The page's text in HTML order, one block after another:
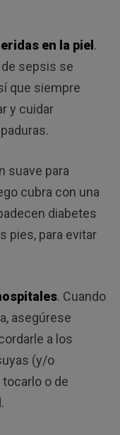
en la piel .
sepsis se
que siempre
y cuidar
suave para
cubra con una
diabetes
pies, para evitar
. Cuando
asegúrese
a los
(y/o
o de